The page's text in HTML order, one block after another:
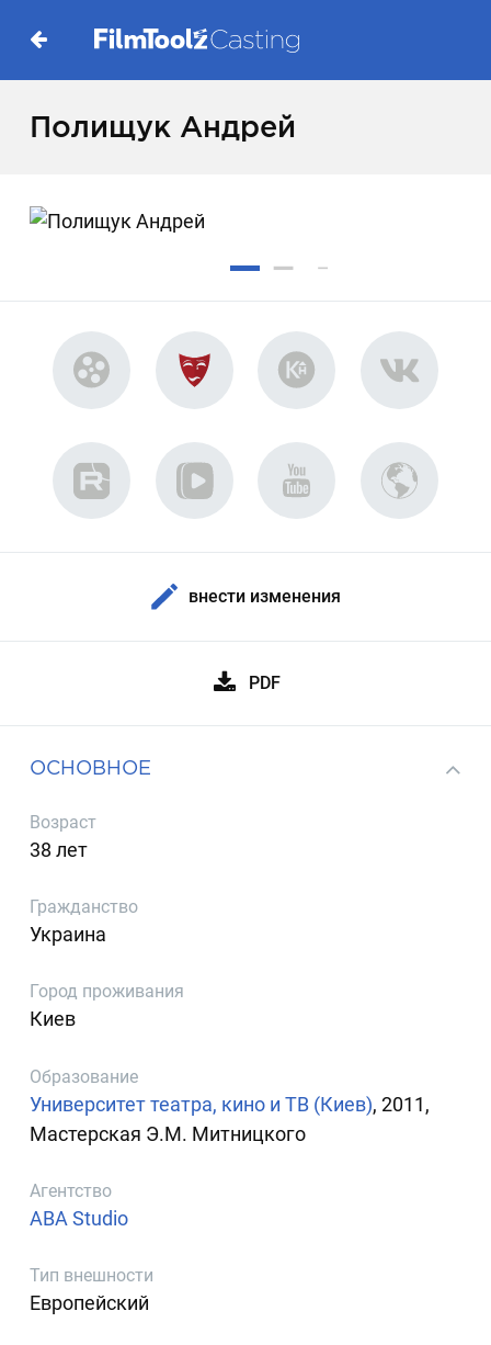
Полищук Андрей
внести изменения
PDF
ОСНОВНОЕ
Возраст
38 лет
Гражданство
Украина
Город проживания
Киев
Образование
Университет театра, кино и ТВ (Киев), 2011,
Мастерская Э.М. Митницкого
Агентство
ABA Studio
Тип внешности
Европейский